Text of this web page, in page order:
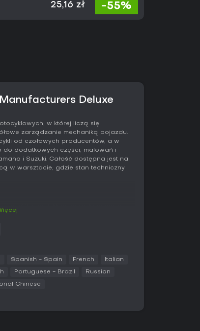
25,16 zł -55%
Deluxe
w której liczą się
zarządzanie mechaniką pojazdu.
od czołowych producentów, a w
do dodatkowych części, malowań i
i Suzuki. Całość dostępna jest na
w warsztacie, gdzie stan techniczny
gazem. Zaawansowany system fizyki
do dostosowania stylu jazdy do
poziom strategii - gracz
planuje kalendarz startów.
trwałość i prędkość. Samodzielne
Spanish - Spain French Italian
Portuguese - Brazil Russian
Chinese